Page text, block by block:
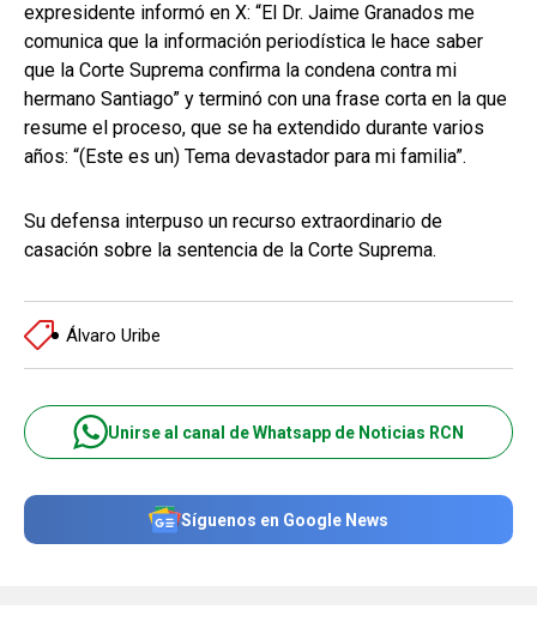
expresidente informó en X: “El Dr. Jaime Granados me
comunica que la información periodística le hace saber
que la Corte Suprema confirma la condena contra mi
hermano Santiago” y terminó con una frase corta en la que
resume el proceso, que se ha extendido durante varios
años: “(Este es un) Tema devastador para mi familia”.
Su defensa interpuso un recurso extraordinario de
casación sobre la sentencia de la Corte Suprema.
Álvaro Uribe
Unirse al canal de Whatsapp de Noticias RCN
Síguenos en Google News